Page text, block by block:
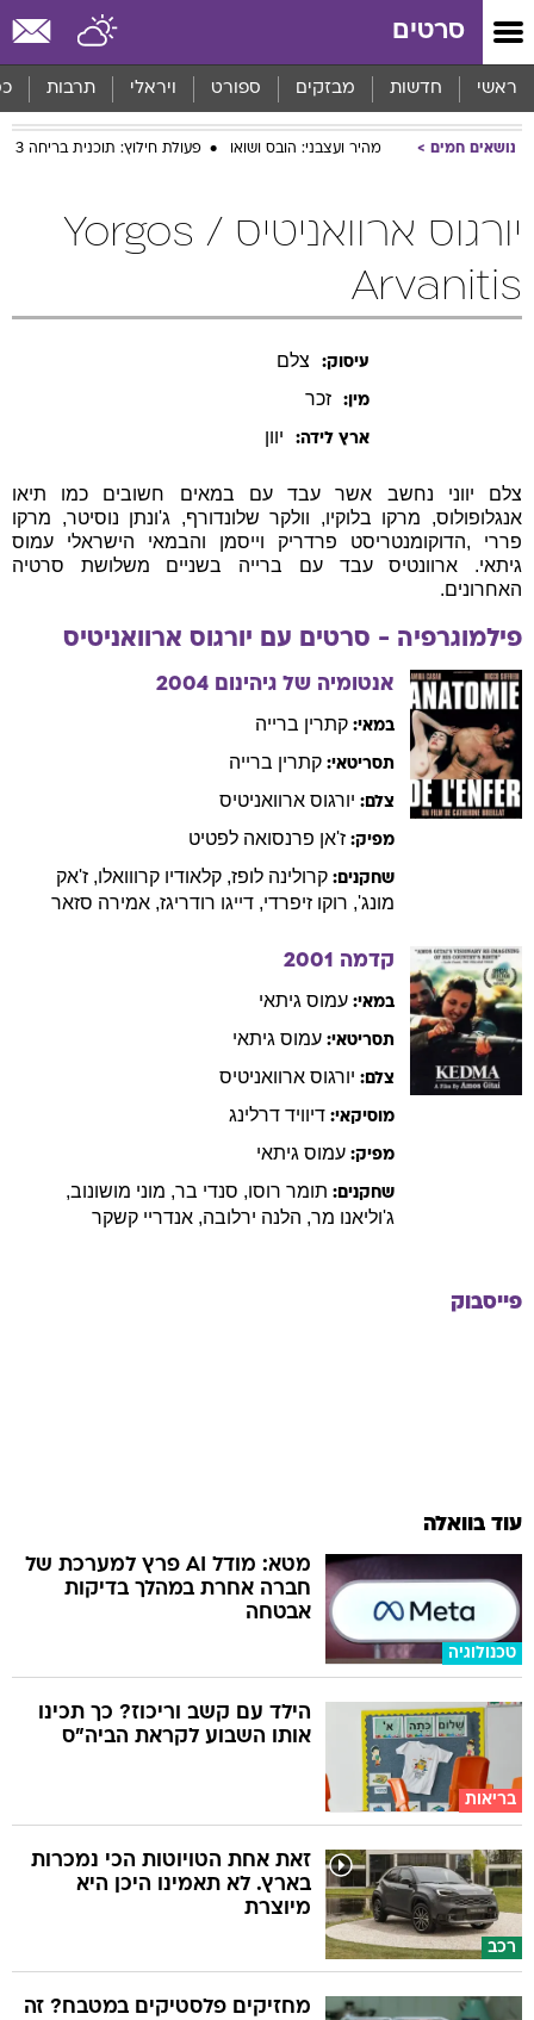
סרטים
ראשי חדשות מבזקים ספורט ויראלי תרבות
נושאים חמים מהיר ועצבני: הובס ושואו פעולת חילוץ: תוכנית בריחה 3
יורגוס ארוואניטיס / Yorgos
Arvanitis
עיסוק: צלם
מין: זכר
ארץ לידה: יוון
צלם יווני נחשב אשר עבד עם במאים חשובים כמו תיאו
אנגלופולוס, מרקו בלוקיו, וולקר שלונדורף, ג'ונתן נוסיטר, מרקו
פררי ,הדוקומנטריסט פרדריק וייסמן והבמאי הישראלי עמוס
גיתאי. ארוונטיס עבד עם ברייה בשניים משלושת סרטיה
האחרונים.
פילמוגרפיה - סרטים עם יורגוס ארוואניטיס
אנטומיה של גיהינום 2004
במאי: קתרין ברייה
תסריטאי: קתרין ברייה
צלם: יורגוס ארוואניטיס
מפיק: ז'אן פרנסואה לפטיט
שחקנים: קרולינה לופז, קלאודיו קרווואלו, ז'אק
מונג', רוקו זיפרדי, דייגו רודריגז, אמירה סזאר
קדמה 2001
במאי: עמוס גיתאי
תסריטאי: עמוס גיתאי
צלם: יורגוס ארוואניטיס
מוסיקאי: דיוויד דרלינג
מפיק: עמוס גיתאי
שחקנים: תומר רוסו, סנדי בר, מוני מושונוב,
ג'וליאנו מר, הלנה ירלובה, אנדריי קשקר
פייסבוק
עוד בוואלה
טכנולוגיה
מטא: מודל AI פרץ למערכת של
חברה אחרת במהלך בדיקות
אבטחה
בריאות
הילד עם קשב וריכוז? כך תכינו
אותו השבוע לקראת הביה"ס
רכב
זאת אחת הטויוטות הכי נמכרות
בארץ. לא תאמינו היכן היא
מיוצרת
מחזיקים פלסטיקים במטבח? זה